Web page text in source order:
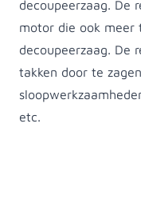
decoupeerzaag. De
motor die ook meer
decoupeerzaag. De
takken door te
etc.